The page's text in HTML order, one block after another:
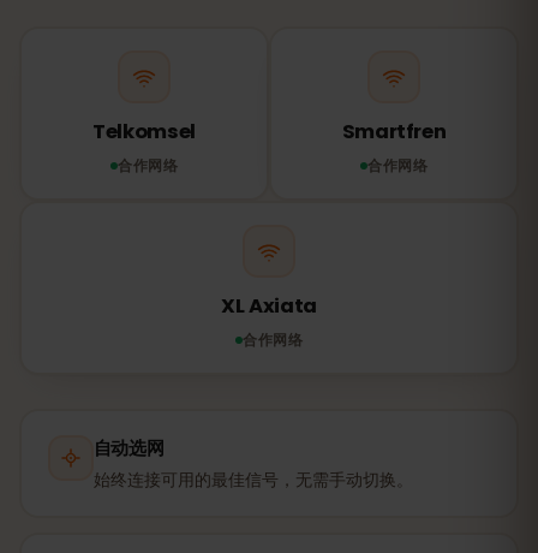
Telkomsel
合作网络
Smartfren
合作网络
XL Axiata
合作网络
自动选网
始终连接可用的最佳信号，无需手动切换。